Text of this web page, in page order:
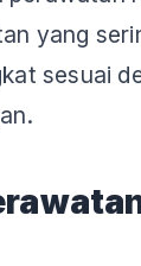
yang
sesuai